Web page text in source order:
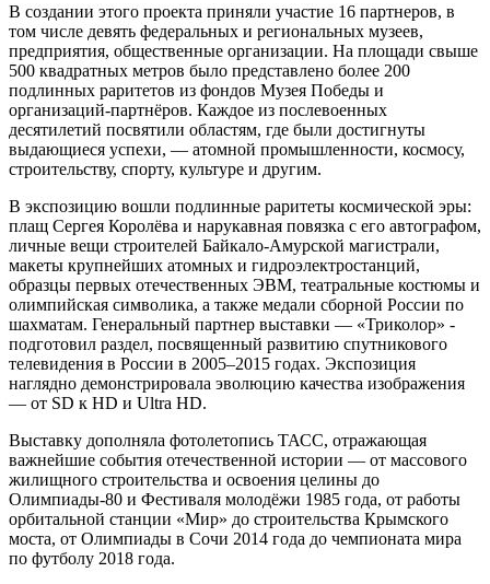
В создании этого проекта приняли участие 16 партнеров, в
том числе девять федеральных и региональных музеев,
предприятия, общественные организации. На площади свыше
500 квадратных метров было представлено более 200
подлинных раритетов из фондов Музея Победы и
организаций-партнёров. Каждое из послевоенных
десятилетий посвятили областям, где были достигнуты
выдающиеся успехи, — атомной промышленности, космосу,
строительству, спорту, культуре и другим.
В экспозицию вошли подлинные раритеты космической эры:
плащ Сергея Королёва и нарукавная повязка с его автографом,
личные вещи строителей Байкало-Амурской магистрали,
макеты крупнейших атомных и гидроэлектростанций,
образцы первых отечественных ЭВМ, театральные костюмы и
олимпийская символика, а также медали сборной России по
шахматам. Генеральный партнер выставки — «Триколор» -
подготовил раздел, посвященный развитию спутникового
телевидения в России в 2005–2015 годах. Экспозиция
наглядно демонстрировала эволюцию качества изображения
— от SD к HD и Ultra HD.
Выставку дополняла фотолетопись ТАСС, отражающая
важнейшие события отечественной истории — от массового
жилищного строительства и освоения целины до
Олимпиады-80 и Фестиваля молодёжи 1985 года, от работы
орбитальной станции «Мир» до строительства Крымского
моста, от Олимпиады в Сочи 2014 года до чемпионата мира
по футболу 2018 года.